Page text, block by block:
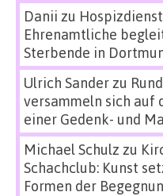
Danii zu
Ehrenamtliche
Sterbende in
Ulrich Sanderzu
versammeln sich auf
einer Gedenk- und
Michael Schulz zu
Schachclub: Kunst
Formen der